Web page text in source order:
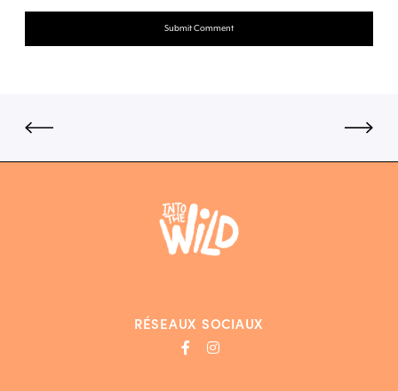
RÉSEAUX SOCIAUX